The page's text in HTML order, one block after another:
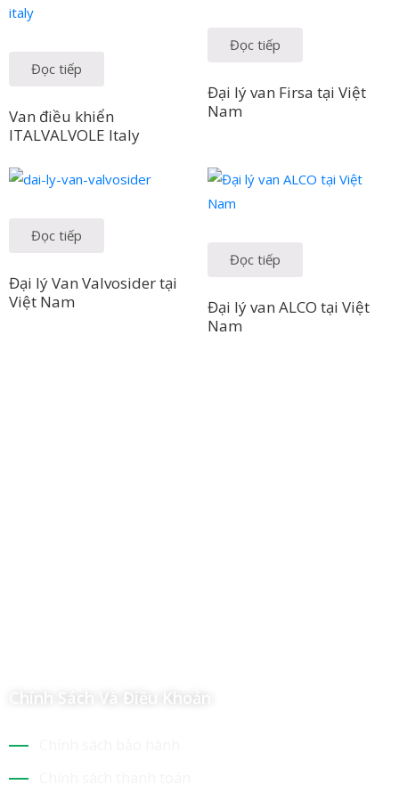
Đọc tiếp
Van điều khiển
ITALVALVOLE Italy
Đọc tiếp
Đại lý van Firsa tại Việt
Nam
Đọc tiếp
Đại lý Van Valvosider tại
Việt Nam
Đọc tiếp
Đại lý van ALCO tại Việt
Nam
Chính Sách Và Điều Khoản